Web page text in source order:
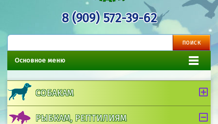
8 (909) 572-39-62
Основное меню
СОБАКАМ
РЫБКАМ, РЕПТИЛИЯМ